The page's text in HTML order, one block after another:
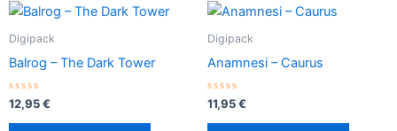
Digipack
Balrog – The Dark Tower
Valorado
con
0
12,95€
Digipack
Anamnesi – Caurus
Valorado
con
0
11,95€